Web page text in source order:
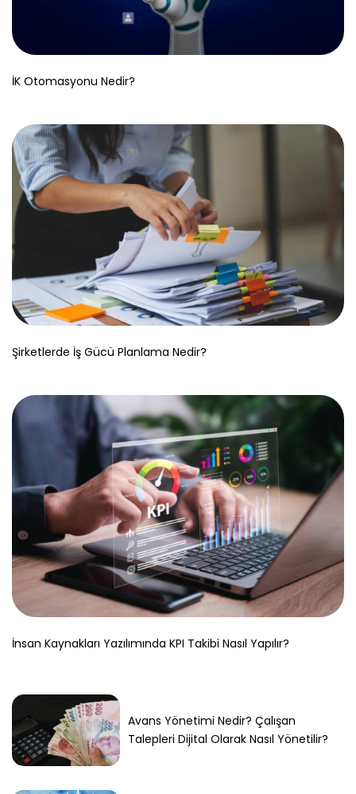
İK Otomasyonu Nedir?
Şirketlerde İş Gücü Planlama Nedir?
İnsan Kaynakları Yazılımında KPI Takibi Nasıl Yapılır?
Avans Yönetimi Nedir? Çalışan
Talepleri Dijital Olarak Nasıl Yönetilir?